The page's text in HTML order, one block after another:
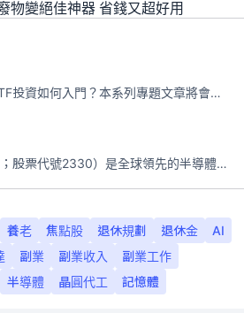
物變絕佳神器 省錢又超好用
ETF是什麼？ETF投資如何入門？本系列專題文章將會告訴你新手必須知道的ETF基礎知識。
台積電（tSMC；股票代號2330）是全球領先的半導體代工公司，成立於1987年，總部位於台灣新竹。且已於美國、日本、德國及中國設廠，台積電是全球首家專業積體電路製造服務公司，也是全球最先進和最大規模的半導體代工廠。
養老 焦點股 退休規劃 退休金
AI
副業 副業收入
副業工作
半導體 晶圓代工 記憶體